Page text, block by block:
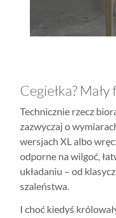
Cegiełka?
Technicznie rzecz
zazwyczaj o
wersjach XL albo
odporne na wilgoć,
układaniu – od
szaleństwa.
I choć kiedyś